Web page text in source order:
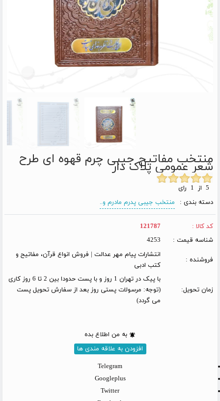
منتخب مفاتیح جیبی چرم قهوه ای طرح
شعر عمومی پلاک دار
دسته بندی :
منتخب جیبی پدرم مادرم و..
کد کالا :
121787
شناسه قیمت :
4253
فروشنده :
انتشارات پیام مهر عدالت | فروش انواع قرآن، مفاتیح و
کتب ادبی
زمان تحویل:
با پیک در تهران 1 روز و با پست حدودا بین 2 تا 6 روز کاری
(توجه: مرسولات پستی روز بعد از سفارش تحویل پست
می گردد)
به من اطلاع بده
افزودن به علاقه مندی ها
Telegram
Googleplus
Twitter